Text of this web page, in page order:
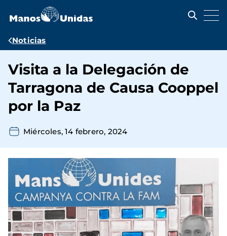
contenido
Ruta
navegación
Noticias
Visita a la Delegación de
Tarragona de Causa Cooppel
por la Paz
Miércoles, 14 febrero, 2024